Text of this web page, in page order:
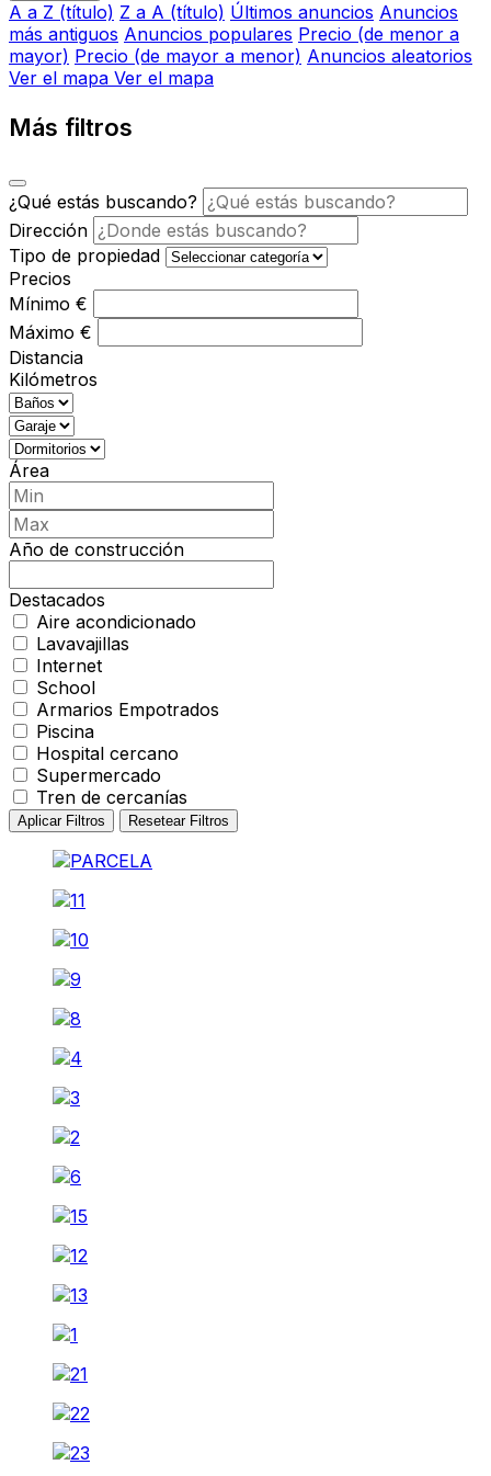
A a Z (título) Z a A (título) Últimos anuncios Anuncios
más antiguos Anuncios populares Precio (de menor a
mayor) Precio (de mayor a menor) Anuncios aleatorios
Ver el mapa Ver el mapa
Más filtros
¿Qué estás buscando?
Dirección
Tipo de propiedad
Precios
Mínimo €
Máximo €
Distancia
Kilómetros
Área
Año de construcción
Destacados
Aire acondicionado
Lavavajillas
Internet
School
Armarios Empotrados
Piscina
Hospital cercano
Supermercado
Tren de cercanías
Aplicar Filtros Resetear Filtros